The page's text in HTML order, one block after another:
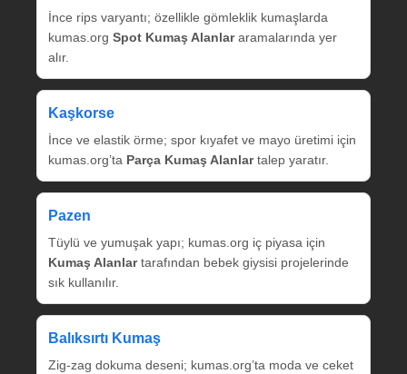
İnce rips varyantı; özellikle gömleklik kumaşlarda
kumas.org Spot Kumaş Alanlararamalarında yer
alır.
Kaşkorse
İnce ve elastik örme; spor kıyafet ve mayo üretimi için
kumas.org’ta Parça Kumaş Alanlartalep yaratır.
Pazen
Tüylü ve yumuşak yapı; kumas.org iç piyasa için
Kumaş Alanlartarafından bebek giysisi projelerinde
sık kullanılır.
Balıksırtı Kumaş
Zig‑zag dokuma deseni; kumas.org’ta moda ve ceket